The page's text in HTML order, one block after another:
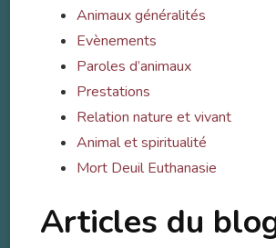
Animaux généralités
Evènements
Paroles d’animaux
Prestations
Relation nature et vivant
Animal et spiritualité
Mort Deuil Euthanasie
Articles du